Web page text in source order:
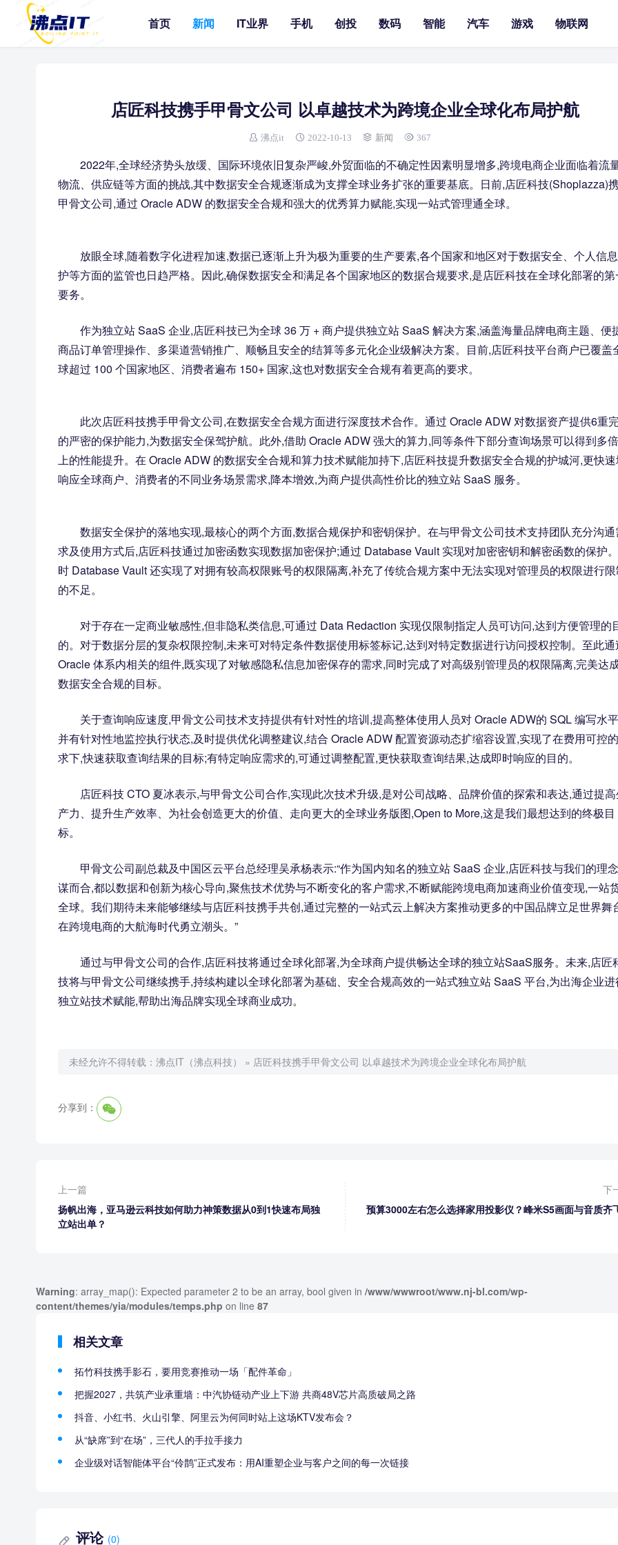
首页 新闻 IT业界 手机 创投 数码 智能 汽车 游戏 物联网
店匠科技携手甲骨文公司 以卓越技术为跨境企业全球化布局护航
沸点it 2022-10-13 新闻 367
2022年,全球经济势头放缓、国际环境依旧复杂严峻,外贸面临的不确定性因素明显增多,跨境电商企业面临着流量
物流、供应链等方面的挑战,其中数据安全合规逐渐成为支撑全球业务扩张的重要基底。日前,店匠科技(Shoplazza)
甲骨文公司,通过 Oracle ADW 的数据安全合规和强大的优秀算力赋能,实现一站式管理通全球。
放眼全球,随着数字化进程加速,数据已逐渐上升为极为重要的生产要素,各个国家和地区对于数据安全、个人信
护等方面的监管也日趋严格。因此,确保数据安全和满足各个国家地区的数据合规要求,是店匠科技在全球化部署的第
要务。
作为独立站 SaaS 企业,店匠科技已为全球 36 万 + 商户提供独立站 SaaS 解决方案,涵盖海量品牌电商主题、便
商品订单管理操作、多渠道营销推广、顺畅且安全的结算等多元化企业级解决方案。目前,店匠科技平台商户已覆盖
球超过 100 个国家地区、消费者遍布 150+ 国家,这也对数据安全合规有着更高的要求。
此次店匠科技携手甲骨文公司,在数据安全合规方面进行深度技术合作。通过 Oracle ADW 对数据资产提供6重
的严密的保护能力,为数据安全保驾护航。此外,借助 Oracle ADW 强大的算力,同等条件下部分查询场景可以得到多
上的性能提升。在 Oracle ADW 的数据安全合规和算力技术赋能加持下,店匠科技提升数据安全合规的护城河,更快
响应全球商户、消费者的不同业务场景需求,降本增效,为商户提供高性价比的独立站 SaaS 服务。
数据安全保护的落地实现,最核心的两个方面,数据合规保护和密钥保护。在与甲骨文公司技术支持团队充分沟通
求及使用方式后,店匠科技通过加密函数实现数据加密保护;通过 Database Vault 实现对加密密钥和解密函数的保护
时 Database Vault 还实现了对拥有较高权限账号的权限隔离,补充了传统合规方案中无法实现对管理员的权限进行
的不足。
对于存在一定商业敏感性,但非隐私类信息,可通过 Data Redaction 实现仅限制指定人员可访问,达到方便管理的
的。对于数据分层的复杂权限控制,未来可对特定条件数据使用标签标记,达到对特定数据进行访问授权控制。至此通
Oracle 体系内相关的组件,既实现了对敏感隐私信息加密保存的需求,同时完成了对高级别管理员的权限隔离,完美达
数据安全合规的目标。
关于查询响应速度,甲骨文公司技术支持提供有针对性的培训,提高整体使用人员对 Oracle ADW的 SQL 编写水
并有针对性地监控执行状态,及时提供优化调整建议,结合 Oracle ADW 配置资源动态扩缩容设置,实现了在费用可控
求下,快速获取查询结果的目标;有特定响应需求的,可通过调整配置,更快获取查询结果,达成即时响应的目的。
店匠科技 CTO 夏冰表示,与甲骨文公司合作,实现此次技术升级,是对公司战略、品牌价值的探索和表达,通过提
产力、提升生产效率、为社会创造更大的价值、走向更大的全球业务版图,Open to More,这是我们最想达到的终极目
标。
甲骨文公司副总裁及中国区云平台总经理吴承杨表示:“作为国内知名的独立站 SaaS 企业,店匠科技与我们的理
谋而合,都以数据和创新为核心导向,聚焦技术优势与不断变化的客户需求,不断赋能跨境电商加速商业价值变现,一站
全球。我们期待未来能够继续与店匠科技携手共创,通过完整的一站式云上解决方案推动更多的中国品牌立足世界舞
在跨境电商的大航海时代勇立潮头。”
通过与甲骨文公司的合作,店匠科技将通过全球化部署,为全球商户提供畅达全球的独立站SaaS服务。未来,店匠
技将与甲骨文公司继续携手,持续构建以全球化部署为基础、安全合规高效的一站式独立站 SaaS 平台,为出海企业
独立站技术赋能,帮助出海品牌实现全球商业成功。
未经允许不得转载： 沸点IT（沸点科技） » 店匠科技携手甲骨文公司 以卓越技术为跨境企业全球化布局护航
分享到：
上一篇
扬帆出海，亚马逊云科技如何助力神策数据从0到1快速布局独
立站出单？
下
预算3000左右怎么选择家用投影仪？峰米S5画面与音质齐
Warning: array_map(): Expected parameter 2 to be an array, bool given in /www/wwwroot/www.nj-bl.com/wp-
content/themes/yia/modules/temps.php on line 87
相关文章
拓竹科技携手影石，要用竞赛推动一场「配件革命」
把握2027，共筑产业承重墙：中汽协链动产业上下游 共商48V芯片高质破局之路
抖音、小红书、火山引擎、阿里云为何同时站上这场KTV发布会？
从“缺席”到“在场”，三代人的手拉手接力
企业级对话智能体平台“伶鹊”正式发布：用AI重塑企业与客户之间的每一次链接
评论 (0)